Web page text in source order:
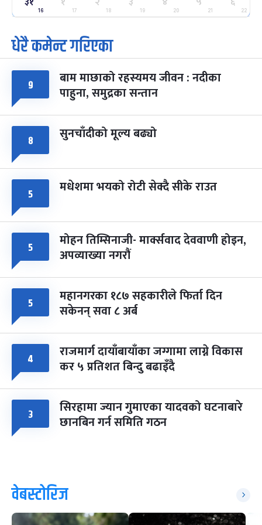
मंगल फाल्गुन २५, २०८३ Mar 9, 2027
७
आइत
पूर्णिमा व्रत
चैत्र ७, २०८३-Mar 21, 2027
८ फागुपूर्णिमा
चैत्र ८, २०८३-Mar 22, 2027
७ महिना बाँकी
16 17 18 19 20 21 22
धेरै कमेन्ट गरिएका
९ बाम माछाको रहस्यमय जीवन : नदीका
पाहुना, समुद्रका सन्तान
८ सुनचाँदीको मूल्य बढ्यो
५ मधेशमा भयको रोटी सेक्दै सीके राउत
५ मोहन तिम्सिनाजी- मार्क्सवाद देववाणी होइन,
अपव्याख्या नगरौं
५ महानगरका १८७ सहकारीले फिर्ता दिन
सकेनन् सवा ८ अर्ब
४ राजमार्ग दायाँबायाँका जग्गामा लाग्ने विकास
कर ५ प्रतिशत बिन्दु बढाइँदै
३ सिरहामा ज्यान गुमाएका यादवको घटनाबारे
छानबिन गर्न समिति गठन
वेबस्टोरिज